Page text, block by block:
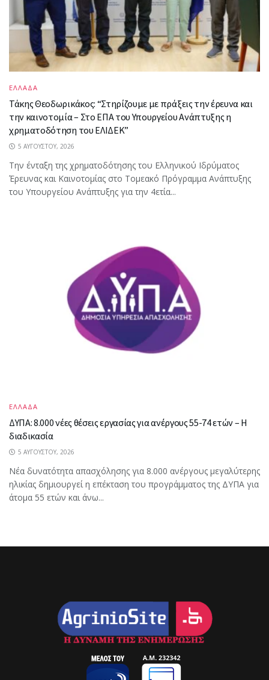
ΕΛΛΑΔΑ
Τάκης Θεοδωρικάκος: “Στηρίζουμε με πράξεις την έρευνα και
την καινοτομία – Στο ΕΠΑ του Υπουργείου Ανάπτυξης η
χρηματοδότηση του ΕΛΙΔΕΚ”
5 ΑΥΓΟΎΣΤΟΥ, 2026
Την ένταξη της χρηματοδότησης του Ελληνικού Ιδρύματος
Έρευνας και Καινοτομίας στο Tομεακό Πρόγραμμα Ανάπτυξης
του Υπουργείου Ανάπτυξης για την 4ετία...
ΕΛΛΑΔΑ
ΔΥΠΑ: 8.000 νέες θέσεις εργασίας για ανέργους 55-74 ετών – Η
διαδικασία
5 ΑΥΓΟΎΣΤΟΥ, 2026
Νέα δυνατότητα απασχόλησης για 8.000 ανέργους μεγαλύτερης
ηλικίας δημιουργεί η επέκταση του προγράμματος της ΔΥΠΑ για
άτομα 55 ετών και άνω...